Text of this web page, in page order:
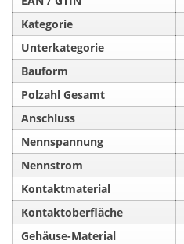
Kategorie
Unterkategorie
Bauform
Polzahl Gesamt
Anschluss
Nennspannung
Nennstrom
Kontaktmaterial
Kontaktoberfläche
Gehäuse-Material